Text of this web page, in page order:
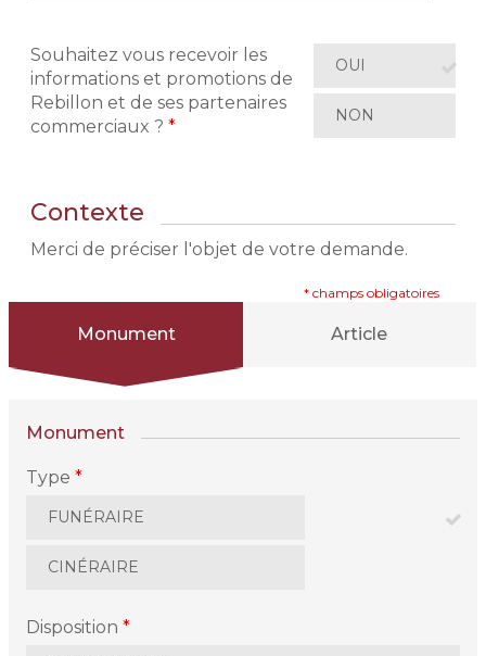
Souhaitez vous recevoir les
informations et promotions de
Rebillon et de ses partenaires
commerciaux ?*
OUI
NON
Contexte
Merci de préciser l'objet de votre demande.
* champs obligatoires
Monument Article
Monument
Type*
FUNÉRAIRE
CINÉRAIRE
Disposition*